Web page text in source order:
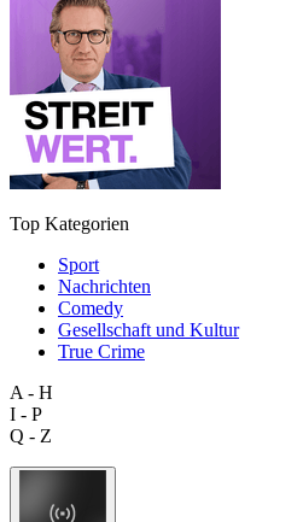
Top Kategorien
Sport
Nachrichten
Comedy
Gesellschaft und Kultur
True Crime
A - H
I - P
Q - Z